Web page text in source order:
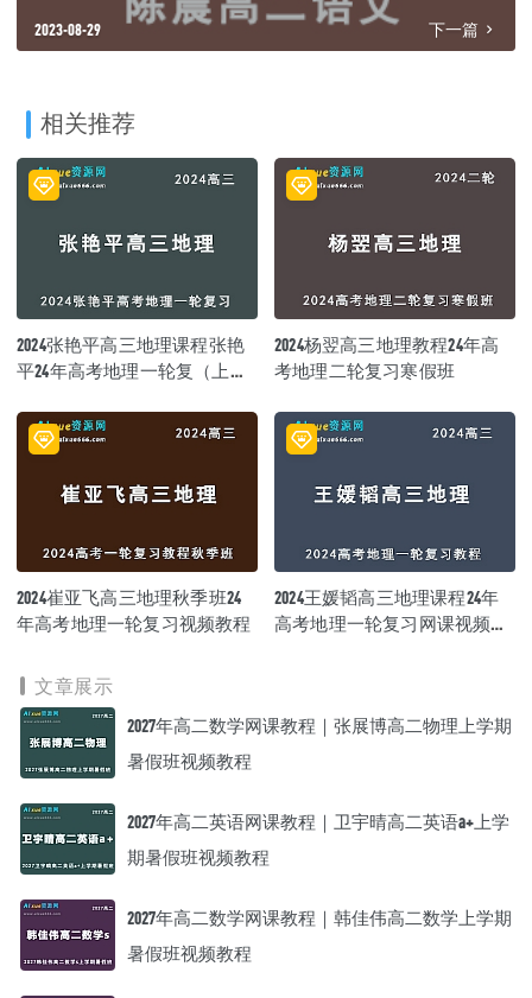
2023-08-29 下一篇
相关推荐
2024张艳平高三地理课程张艳
平24年高考地理一轮复（上）
2024杨翌高三地理教程24年高
考地理二轮复习寒假班
2024崔亚飞高三地理秋季班24
年高考地理一轮复习视频教程
2024王媛韬高三地理课程24年
高考地理一轮复习网课视频教
文章展示
2027年高二数学网课教程｜张展博高二物理上学期
暑假班视频教程
2027年高二英语网课教程｜卫宇晴高二英语a+上学
期暑假班视频教程
2027年高二数学网课教程｜韩佳伟高二数学上学期
暑假班视频教程